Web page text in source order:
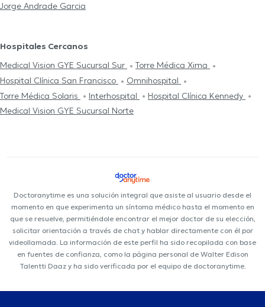
Jorge Andrade Garcia
Hospitales Cercanos
Medical Vision GYE Sucursal Sur
Torre Médica Xima
Hospital Clínica San Francisco
Omnihospital
Torre Médica Solaris
Interhospital
Hospital Clínica Kennedy
Medical Vision GYE Sucursal Norte
Doctoranytime es una solución integral que asiste al usuario desde el
momento en que experimenta un síntoma médico hasta el momento en
que se resuelve, permitiéndole encontrar el mejor doctor de su elección,
solicitar orientación a través de chat y hablar directamente con él por
videollamada. La información de este perfil ha sido recopilada con base
en fuentes de confianza, como la página personal de Walter Edison
Talentti Da­az y ha sido verificada por el equipo de doctoranytime.